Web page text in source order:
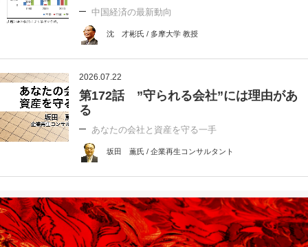
中国経済の最新動向
沈 才彬氏 / 多摩大学 教授
2026.07.22
第172話 ”守られる会社”には理由があ
る
あなたの会社と資産を守る一手
坂田 薫氏 / 企業再生コンサルタント